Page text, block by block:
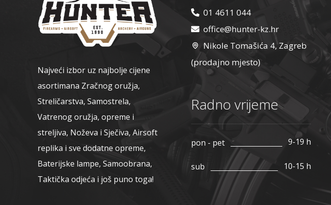
Najveći izbor uz najbolje cijene
asortimana Zračnog oružja,
Streličarstva, Samostrela,
Vatrenog oružja, opreme i
streljiva, Noževa i Sječiva, Airsoft
replika i sve dodatne opreme,
Baterijske lampe, Samoobrana,
Taktička odjeća i još puno toga!
01 4611 044
office@hunter-kz.hr
Nikole Tomašića 4, Zagreb
(prodajno mjesto)
Radno vrijeme
pon - pet 9-19 h
sub 10-15 h